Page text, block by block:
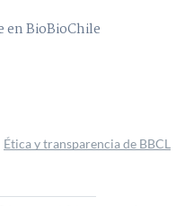
en BioBioChile
Ética y transparencia de BBCL